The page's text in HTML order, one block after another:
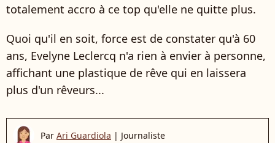
totalement accro à ce top qu'elle ne quitte plus.
Quoi qu'il en soit, force est de constater qu'à 60
ans, Evelyne Leclercq n'a rien à envier à personne,
affichant une plastique de rêve qui en laissera
plus d'un rêveurs...
Par Ari Guardiola | Journaliste